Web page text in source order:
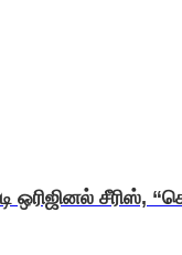
ஒரிஜினல் சீரிஸ்,